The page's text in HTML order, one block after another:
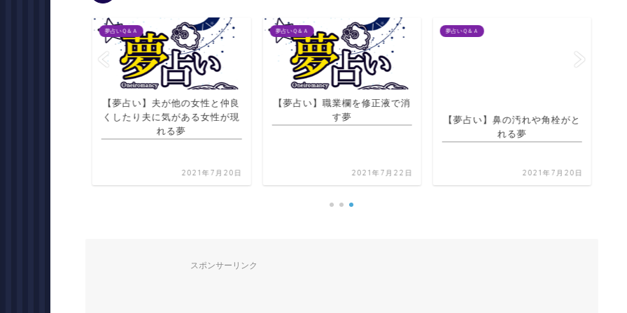
夢占いＱ＆Ａ
【夢占い】夫が他の女性と仲良
くしたり夫に気がある女性が現
れる夢
2021年7月20日
夢占いＱ＆Ａ
【夢占い】職業欄を修正液で消
す夢
2021年7月22日
夢占いＱ＆Ａ
れる夢
2021年7月20日
スポンサーリンク